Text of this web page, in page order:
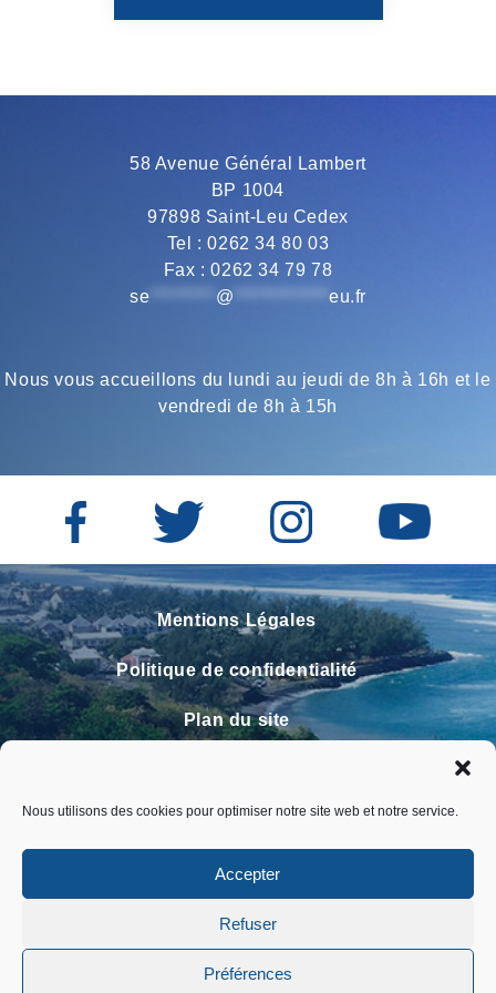
Nous utilisons des cookies pour optimiser notre site web et notre service.
Accepter
Refuser
Préférences
a
m p
58 Avenue Général Lambert
BP 1004
97898 Saint-Leu Cedex
Tel : 0262 34 80 03
Fax : 0262 34 79 78
se ********* @ *************eu.fr
Nous vous accueillons du lundi au jeudi de 8h à 16h et le
vendredi de 8h à 15h
Mentions Légales
Politique de confidentialité
Plan du site
Faire un signalement
FAQ